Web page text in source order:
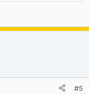
#5